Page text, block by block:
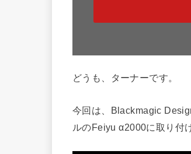
どうも、ターナーです。
今回は、Blackmagic
ルのFeiyu α2000に取り付